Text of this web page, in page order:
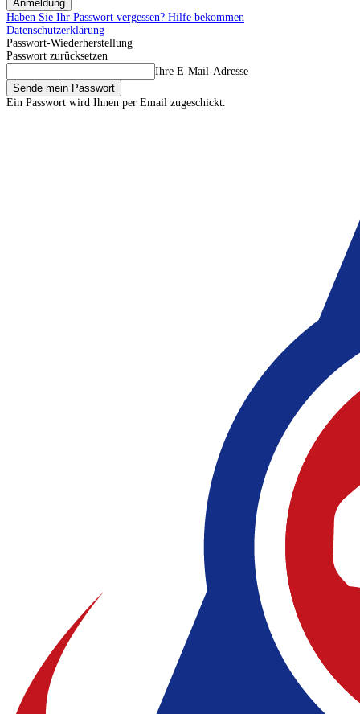
Haben Sie Ihr Passwort vergessen? Hilfe bekommen
Datenschutzerklärung
Passwort-Wiederherstellung
Passwort zurücksetzen
Ihre E-Mail-Adresse
Ein Passwort wird Ihnen per Email zugeschickt.